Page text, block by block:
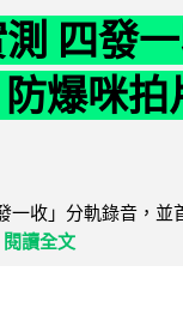
四發一
爆咪拍
一收」分軌錄音，並
閱讀全文